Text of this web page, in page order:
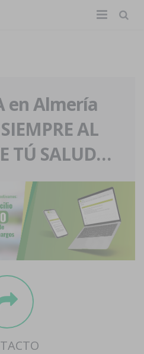
en Almería
AL
TÚ SALUD…